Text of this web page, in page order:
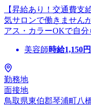
【昇給あり！交通費
気サロンで働きません
アス・カラーOKで自
美容師時給1,150
勤務地
面接地
鳥取県東伯郡琴浦町八